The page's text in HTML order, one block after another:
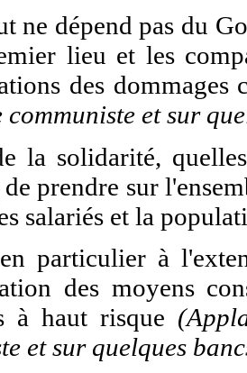
ne dépend pas du
lieu et les
des dommages
communiste et sur
la solidarité,
prendre sur
salariés et la
particulier à
des moyens
à haut risque
et sur quelques